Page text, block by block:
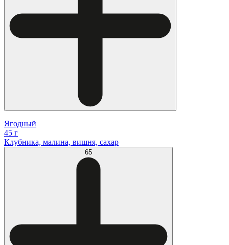
Ягодный
45 г
Клубника, малина, вишня, сахар
65